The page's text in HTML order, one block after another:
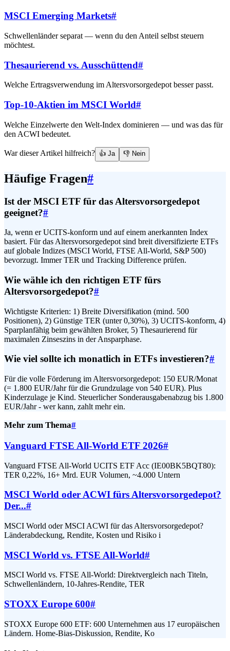
MSCI Emerging Markets#
Schwellenländer separat — wenn du den Anteil selbst steuern
möchtest.
Thesaurierend vs. Ausschüttend#
Welche Ertragsverwendung im Altersvorsorgedepot besser passt.
Top-10-Aktien im MSCI World#
Welche Einzelwerte den Welt-Index dominieren — und was das für
den ACWI bedeutet.
War dieser Artikel hilfreich? 👍 Ja 👎 Nein
Häufige Fragen#
Ist der MSCI ETF für das Altersvorsorgedepot
geeignet?#
Ja, wenn er UCITS-konform und auf einem anerkannten Index
basiert. Für das Altersvorsorgedepot sind breit diversifizierte ETFs
auf globale Indizes (MSCI World, FTSE All-World, S&P 500)
bevorzugt. Immer TER und Tracking Difference prüfen.
Wie wähle ich den richtigen ETF fürs
Altersvorsorgedepot?#
Wichtigste Kriterien: 1) Breite Diversifikation (mind. 500
Positionen), 2) Günstige TER (unter 0,30%), 3) UCITS-konform, 4)
Sparplanfähig beim gewählten Broker, 5) Thesaurierend für
maximalen Zinseszins in der Ansparphase.
Wie viel sollte ich monatlich in ETFs investieren?#
Für die volle Förderung im Altersvorsorgedepot: 150 EUR/Monat
(= 1.800 EUR/Jahr für die Grundzulage von 540 EUR). Plus
Kinderzulage je Kind. Steuerlicher Sonderausgabenabzug bis 1.800
EUR/Jahr - wer kann, zahlt mehr ein.
Mehr zum Thema#
Vanguard FTSE All-World ETF 2026#
Vanguard FTSE All-World UCITS ETF Acc (IE00BK5BQT80):
TER 0,22%, 16+ Mrd. EUR Volumen, ~4.000 Untern
MSCI World oder ACWI fürs Altersvorsorgedepot?
Der...#
MSCI World oder MSCI ACWI für das Altersvorsorgedepot?
Länderabdeckung, Rendite, Kosten und Risiko i
MSCI World vs. FTSE All-World#
MSCI World vs. FTSE All-World: Direktvergleich nach Titeln,
Schwellenländern, 10-Jahres-Rendite, TER
STOXX Europe 600#
STOXX Europe 600 ETF: 600 Unternehmen aus 17 europäischen
Ländern. Home-Bias-Diskussion, Rendite, Ko